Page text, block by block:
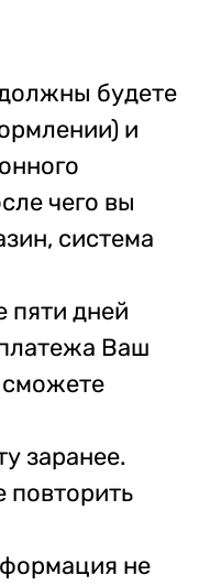
будете
и
чего вы
система
пяти дней
Ваш
сможете
заранее.
повторить
не